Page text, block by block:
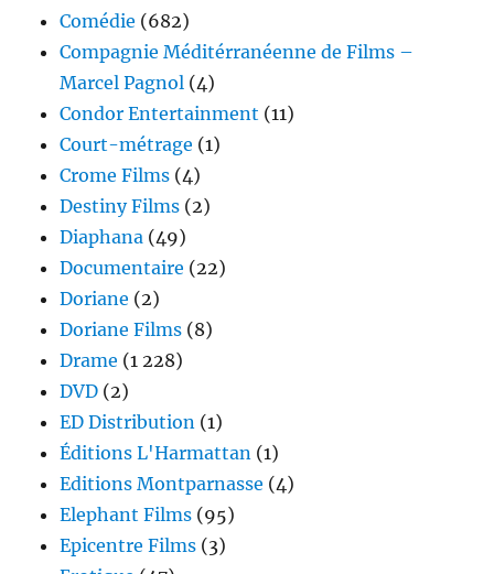
Comédie (682)
Compagnie Méditérranéenne de Films –
Marcel Pagnol (4)
Condor Entertainment (11)
Court-métrage (1)
Crome Films (4)
Destiny Films (2)
Diaphana (49)
Documentaire (22)
Doriane (2)
Doriane Films (8)
Drame (1 228)
DVD (2)
ED Distribution (1)
Éditions L'Harmattan (1)
Editions Montparnasse (4)
Elephant Films (95)
Epicentre Films (3)